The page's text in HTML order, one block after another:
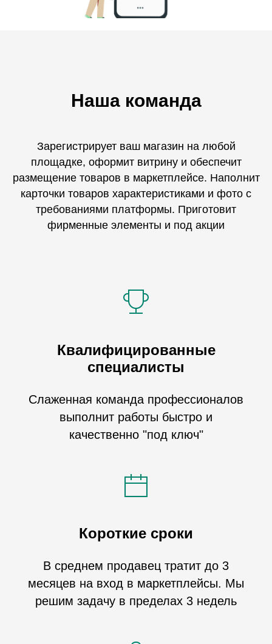
Наша команда
Зарегистрирует ваш магазин на любой
площадке, оформит витрину и обеспечит
размещение товаров в маркетплейсе. Наполнит
карточки товаров характеристиками и фото с
требованиями платформы. Приготовит
фирменные элементы и под акции
Квалифицированные
специалисты
Слаженная команда профессионалов
выполнит работы быстро и
качественно "под ключ"
Короткие сроки
В среднем продавец тратит до 3
месяцев на вход в маркетплейсы. Мы
решим задачу в пределах 3 недель